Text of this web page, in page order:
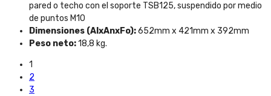
pared o techo con el soporte TSB125, suspendido por medio
de puntos M10
Dimensiones (AlxAnxFo):652mm x 421mm x 392mm
Peso neto:18,8 kg.
1
2
3